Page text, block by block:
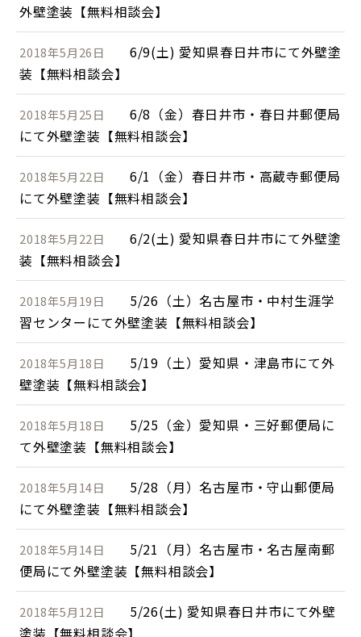
外壁塗装【無料相談会】
2018年5月26日
6/9(土) 愛知県春日井市にて外壁塗
装【無料相談会】
2018年5月25日
6/8（金）春日井市・春日井郵便局
にて外壁塗装【無料相談会】
2018年5月22日
6/1（金）春日井市・高蔵寺郵便局
にて外壁塗装【無料相談会】
2018年5月22日
6/2(土) 愛知県春日井市にて外壁塗
装【無料相談会】
2018年5月19日
5/26（土）名古屋市・中村生涯学
習センターにて外壁塗装【無料相談会】
2018年5月18日
5/19（土）愛知県・津島市にて外
壁塗装【無料相談会】
2018年5月18日
5/25（金）愛知県・三好郵便局に
て外壁塗装【無料相談会】
2018年5月14日
5/28（月）名古屋市・守山郵便局
にて外壁塗装【無料相談会】
2018年5月14日
5/21（月）名古屋市・名古屋南郵
便局にて外壁塗装【無料相談会】
2018年5月12日
5/26(土) 愛知県春日井市にて外壁
塗装【無料相談会】